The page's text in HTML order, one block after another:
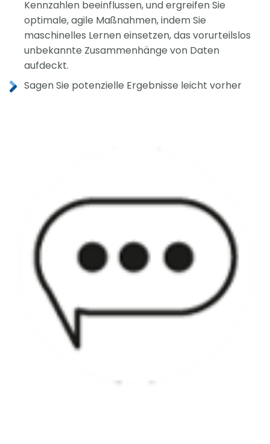
Kennzahlen beeinflussen, und ergreifen Sie
optimale, agile Maßnahmen, indem Sie
maschinelles Lernen einsetzen, das vorurteilslos
unbekannte Zusammenhänge von Daten
aufdeckt.
Sagen Sie potenzielle Ergebnisse leicht vorher